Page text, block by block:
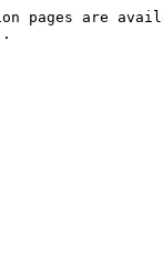
pages are